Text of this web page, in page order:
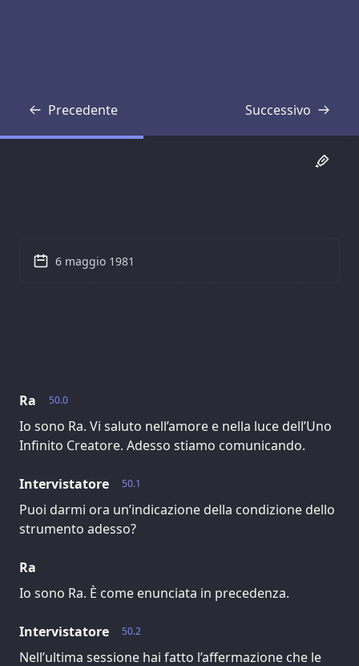
Precedente
Trascrizione Successivo
Trascrizione
50.0
Ra
Io sono Ra. Vi saluto nell’amore e nella luce dell’Uno
Infinito Creatore. Adesso stiamo comunicando.
50.1
Intervistatore
Puoi darmi ora un’indicazione della condizione dello
strumento adesso?
Ra
Io sono Ra. È come enunciata in precedenza.
50.2
Intervistatore
Nell’ultima sessione hai fatto l’affermazione che le
6 maggio 1981